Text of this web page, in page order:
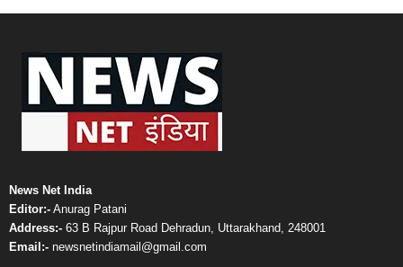
News Net India
Editor:- Anurag Patani
Address:- 63 B Rajpur Road Dehradun, Uttarakhand, 248001
Email:- newsnetindiamail@gmail.com